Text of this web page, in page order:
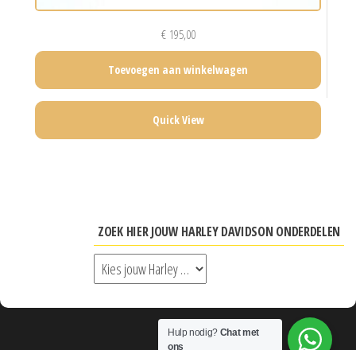
€195,00
Toevoegen aan winkelwagen
Quick View
ZOEK HIER JOUW HARLEY DAVIDSON ONDERDELEN
Hulp nodig? Chat met
ons